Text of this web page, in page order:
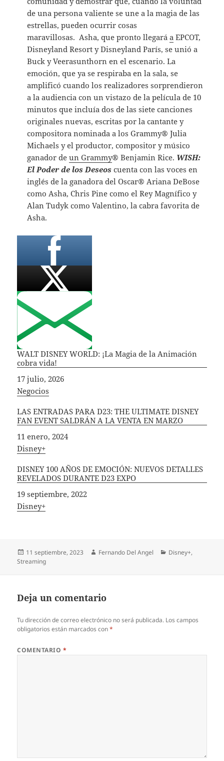
de una persona valiente se une a la magia de las
estrellas, pueden ocurrir cosas
maravillosas. Asha, que pronto llegaráa EPCOT,
Disneyland Resort y Disneyland París, se unió a
Buck y Veerasunthorn en el escenario. La
emoción, que ya se respiraba en la sala, se
amplificó cuando los realizadores sorprendieron
a la audiencia con un vistazo de la película de 10
minutos que incluía dos de las siete canciones
originales nuevas, escritas por la cantante y
compositora nominada a los Grammy® Julia
Michaels y el productor, compositor y músico
ganador deun Grammy® Benjamin Rice. WISH:
El Poder de los Deseos cuenta con las voces en
inglés de la ganadora del Oscar® Ariana DeBose
como Asha, Chris Pine como el Rey Magnífico y
Alan Tudyk como Valentino, la cabra favorita de
Asha.
WALT DISNEY WORLD: ¡La Magia de la Animación
cobra vida!
Fecha
17 julio, 2026
In relation to
Negocios
LAS ENTRADAS PARA D23: THE ULTIMATE DISNEY
FAN EVENT SALDRÁN A LA VENTA EN MARZO
Fecha
11 enero, 2024
In relation to
Disney+
DISNEY 100 AÑOS DE EMOCIÓN: NUEVOS DETALLES
REVELADOS DURANTE D23 EXPO
Fecha
19 septiembre, 2022
In relation to
Disney+
Publicado
el
11 septiembre, 2023 Autor
Fernando Del Angel Categorías
Disney+,
Streaming
Deja un comentario
Tu dirección de correo electrónico no será publicada. Los campos
obligatorios están marcados con*
COMENTARIO *